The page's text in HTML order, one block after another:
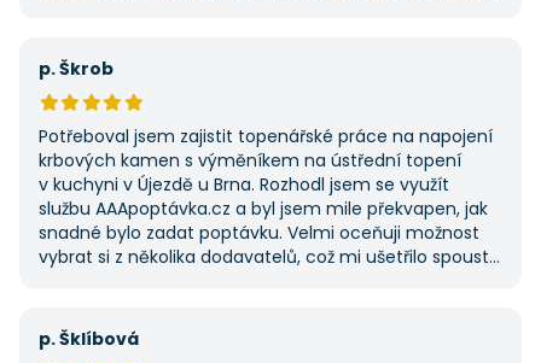
první, ale se službou jsem byl spokojený, protože mi
umožnila najít rychlé řešení. Vše proběhlo v pořádku
a příště jejich službu využiji znovu.
p. Škrob
Potřeboval jsem zajistit topenářské práce na napojení
krbových kamen s výměníkem na ústřední topení
v kuchyni v Újezdě u Brna. Rozhodl jsem se využít
službu AAApoptávka.cz a byl jsem mile překvapen, jak
snadné bylo zadat poptávku. Velmi oceňuji možnost
vybrat si z několika dodavatelů, což mi ušetřilo spoustu
potřebovat další řemeslné práce.
p. Šklíbová